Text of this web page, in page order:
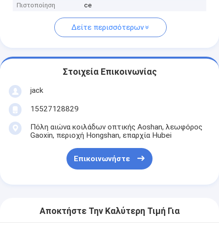
Πιστοποίηση
ce
Δείτε περισσότερων
Στοιχεία Επικοινωνίας
jack
15527128829
Πόλη αιώνα κοιλάδων οπτικής Aoshan, λεωφόρος
Gaoxin, περιοχή Hongshan, επαρχία Hubei
Επικοινωνήστε
Αποκτήστε Την Καλύτερη Τιμή Για